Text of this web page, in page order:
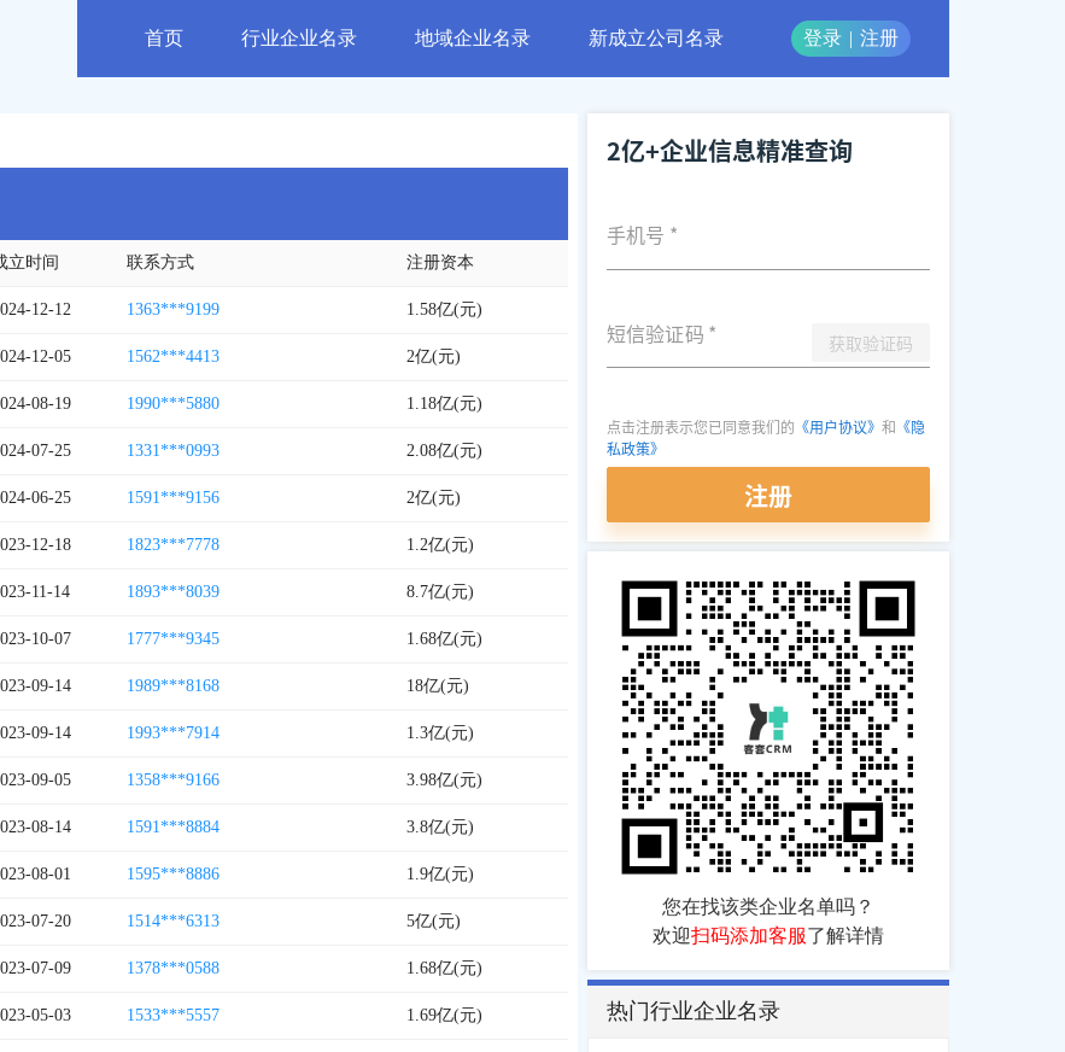
首页 行业企业名录 地域企业名录 新成立公司名录 登录 | 注册
立时间 联系方式 注册资本
12-12 1363***9199 1.58亿(元)
12-05 1562***4413 2亿(元)
08-19 1990***5880 1.18亿(元)
07-25 1331***0993 2.08亿(元)
06-25 1591***9156 2亿(元)
12-18 1823***7778 1.2亿(元)
11-14 1893***8039 8.7亿(元)
10-07 1777***9345 1.68亿(元)
09-14 1989***8168 18亿(元)
09-14 1993***7914 1.3亿(元)
09-05 1358***9166 3.98亿(元)
08-14 1591***8884 3.8亿(元)
08-01 1595***8886 1.9亿(元)
07-20 1514***6313 5亿(元)
07-09 1378***0588 1.68亿(元)
05-03 1533***5557 1.69亿(元)
2亿+企业信息精准查询
手机号 *
短信验证码 * 获取验证码
点击注册表示您已同意我们的 《用户协议》 和 《隐
私政策》
注册
您在找该类企业名单吗？
欢迎扫码添加客服了解详情
热门行业企业名录